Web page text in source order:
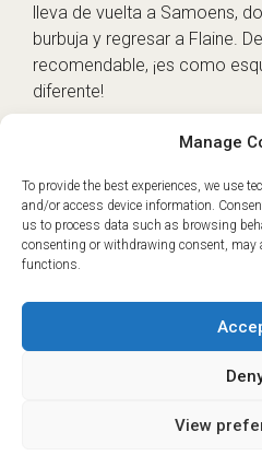
Manage
To provide the best experiences, we use
and/or access device information.
us to process data such as browsing
consenting or withdrawing consent, may
functions.
View
lleva de vuelta a Samoens,
burbuja y regresar a Flaine.
recomendable, ¡es como
diferente!
Un pequeño guiño al
El invierno está cubierto,
Flaine está bastante
la pena subir hasta allí para
nieve: enormes franjas de
The new European Entry/